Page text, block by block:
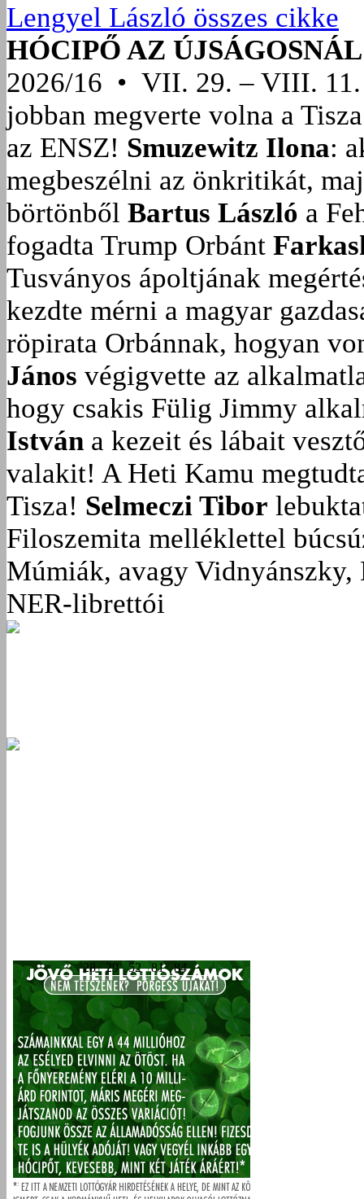
Lengyel László összes cikke
HÓCIPŐ AZ ÚJSÁGOSNÁL
2026/16 • VII. 29. – VIII. 11.
jobban megverte volna a
az ENSZ! Smuzewitz Ilona:
megbeszélni az önkritikát,
börtönből Bartus László a
fogadta Trump Orbánt
Tusványos ápoltjának
kezdte mérni a magyar
röpirata Orbánnak, hogyan
János végigvette az
hogy csakis Fülig Jimmy
István a kezeit és lábait
valakit! A Heti Kamu
Tisza! Selmeczi Tibor
Filoszemita melléklettel
Múmiák, avagy Vidnyánszky,
NER-librettói